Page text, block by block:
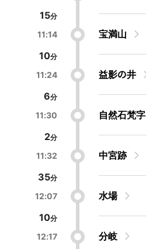
15
11:14
10
宝満山
11:24
6
益影の井
11:30
2
自然石梵字
11:32
35
中宮跡
12:07
10
水場
12:17 分岐